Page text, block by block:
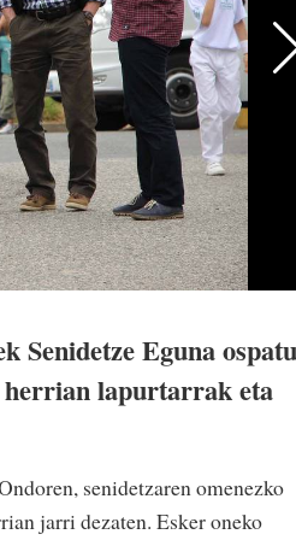
Eguna ospatu
herrian lapurtarrak eta
senidetzaren omenezko
jarri dezaten. Esker oneko